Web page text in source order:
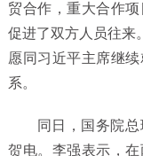
贸合作，重大合作
促进了双方人员往来
愿同习近平主席继
系。
同日，国务院总
贺电。李强表示，